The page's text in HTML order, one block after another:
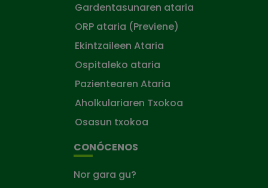
Gardentasunaren ataria
ORP ataria (Previene)
Ekintzaileen Ataria
Ospitaleko ataria
Pazientearen Ataria
Aholkulariaren Txokoa
Osasun txokoa
CONÓCENOS
Nor gara gu?